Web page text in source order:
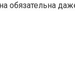
обязательна